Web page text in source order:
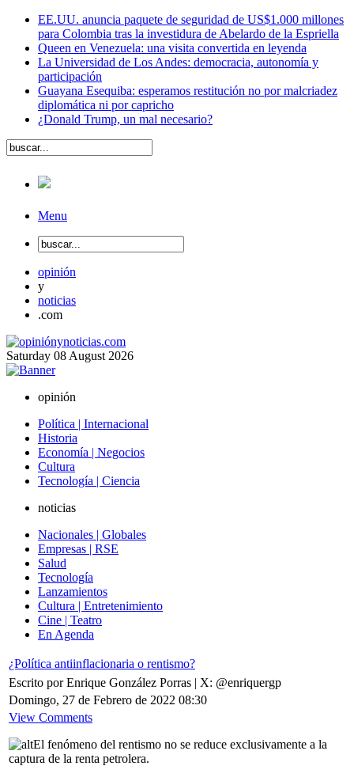
EE.UU. anuncia paquete de seguridad de US$1.000 millones
para Colombia tras la investidura de Abelardo de la Espriella
Queen en Venezuela: una visita convertida en leyenda
La Universidad de Los Andes: democracia, autonomía y
participación
Guayana Esequiba: esperamos restitución no por malcriadez
diplomática ni por capricho
¿Donald Trump, un mal necesario?
Menu
opinión
y
noticias
.com
Saturday 08 August 2026
opinión
Política | Internacional
Historia
Economía | Negocios
Cultura
Tecnología | Ciencia
noticias
Nacionales | Globales
Empresas | RSE
Salud
Tecnología
Lanzamientos
Cultura | Entretenimiento
Cine | Teatro
En Agenda
¿Política antiinflacionaria o rentismo?
Escrito por Enrique González Porras | X: @enriquergp
Domingo, 27 de Febrero de 2022 08:30
View Comments
El fenómeno del rentismo no se reduce exclusivamente a la
captura de la renta petrolera.